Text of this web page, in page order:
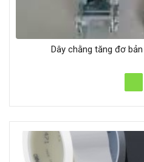
Dây chằng tăng đơ